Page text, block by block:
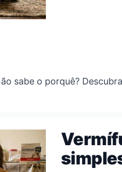
sabe o porquê?